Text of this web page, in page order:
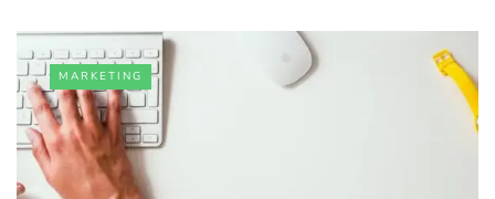
MARKETING